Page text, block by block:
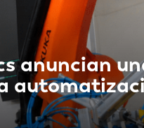
anuncian